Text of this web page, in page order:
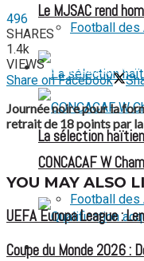
Le MJSAC rend
La sélection
Football des
FOOTBALL FÉMININ
Football des
FOOTBALL FÉMININ
CONCACAF W
496
SHARES
1.4k
VIEWS
Share on Facebook
Journée noire pour la
retrait de 18 points par
YOU MAY ALSO
UEFA Europa League :
Coupe du Monde 2026 :